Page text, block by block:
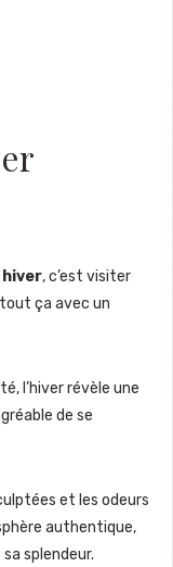
hiver, c’est visiter
ça avec un
l’hiver révèle une
de se
et les odeurs
authentique,
splendeur.